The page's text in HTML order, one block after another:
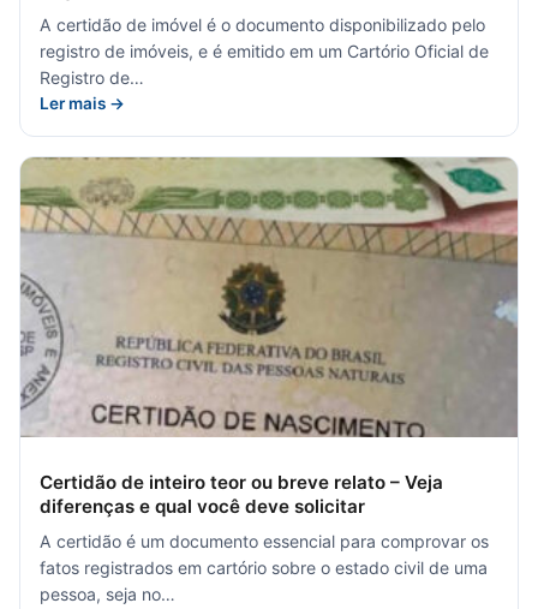
A certidão de imóvel é o documento disponibilizado pelo
registro de imóveis, e é emitido em um Cartório Oficial de
Registro de…
Ler mais →
Certidão de inteiro teor ou breve relato – Veja
diferenças e qual você deve solicitar
A certidão é um documento essencial para comprovar os
fatos registrados em cartório sobre o estado civil de uma
pessoa, seja no…